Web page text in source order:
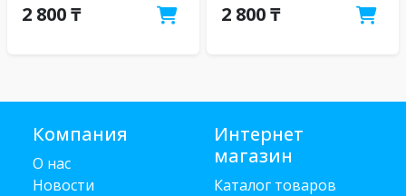
2 800 ₸ 2 800 ₸
Компания
О нас
Новости
Интернет
магазин
Каталог товаров